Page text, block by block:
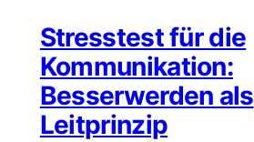
Stresstest für die
Kommunikation:
Besserwerden als
Leitprinzip